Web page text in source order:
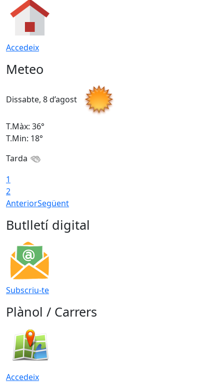
Accedeix
Meteo
Dissabte, 8 d’agost
T.Màx: 36°
T.Min: 18°
Tarda
1
2
AnteriorSegüent
Butlletí digital
Subscriu-te
Plànol / Carrers
Accedeix